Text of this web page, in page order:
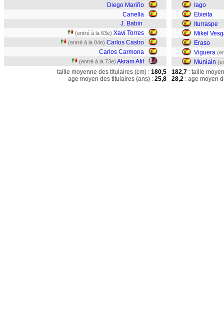
Diego Mariño
Canella
J. Babin
(entré à la 63e) Xavi Torres
(entré à la 84e) Carlos Castro
Carlos Carmona
(entré à la 73e) Akram Afif
Iago
Etxeita
Iturraspe
Mikel
Eraso
Viguera
Muniain
taille moyenne des titulaires (cm) : 180,5
age moyen des titulaires (ans) : 25,8
182,7 : taille
28,2 : age moyen